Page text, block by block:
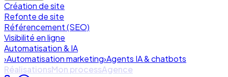
Création de site
Refonte de site
Référencement (SEO)
Visibilité en ligne
Automatisation & IA
›Automatisation marketing›Agents IA & chatbots
RéalisationsMon processAgence